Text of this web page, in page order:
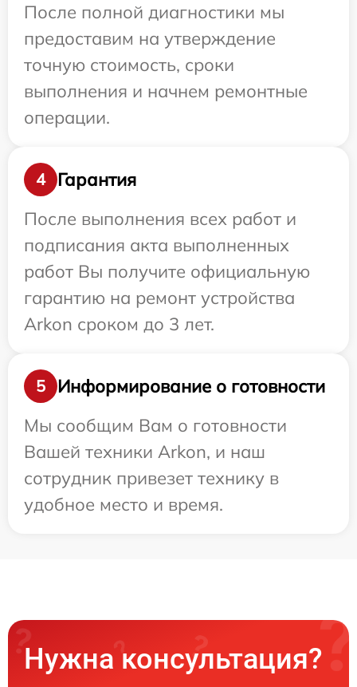
После полной диагностики мы
предоставим на утверждение
точную стоимость, сроки
выполнения и начнем ремонтные
операции.
4
Гарантия
После выполнения всех работ и
подписания акта выполненных
работ Вы получите официальную
гарантию на ремонт устройства
Arkon сроком до 3 лет.
5
Информирование о готовности
Мы сообщим Вам о готовности
Вашей техники Arkon, и наш
сотрудник привезет технику в
удобное место и время.
Нужна консультация?